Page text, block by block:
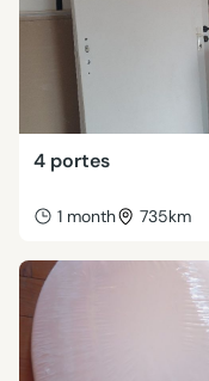
4 portes
1 month 735km